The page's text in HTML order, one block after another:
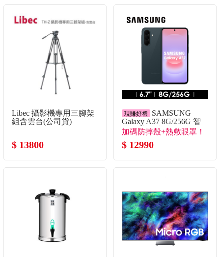
Libec 攝影機專用三腳架
組含雲台(公司貨)
$ 13800
現賺好禮
SAMSUNG
Galaxy A37 8G/256G 智
慧型手機 水洗綠
加碼防摔殼+熱敷眼罩！
$ 12990